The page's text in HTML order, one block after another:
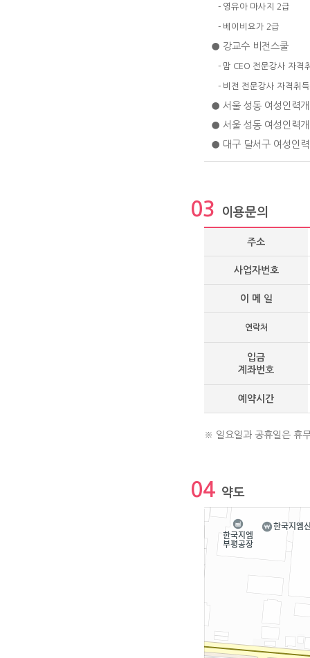
- 영유아 마사지 2급
- 베이비요가 2급
● 강교수 비전스쿨
- 맘 CEO 전문강사 자격
- 비전 전문강사 자격취득
● 서울 성동 여성인력
● 서울 성동 여성인력
● 대구 달서구 여성인
03 이용문의
주소
사업자번호
이 메 일
연락처
입금
계좌번호
예약시간
※ 일요일과 공휴일은 휴
04 약도